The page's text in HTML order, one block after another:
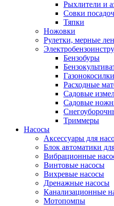
Рыхлители и
Совки
Тяпки
Ножовки
Рулетки, мерные
Бензобуры
Газонокосилки
Расходные
Садовые
Садовые
Триммеры
Насосы
Аксессуары для
Блок автоматики
Вибрационные
Винтовые насосы
Вихревые насосы
Дренажные насосы
Канализационные
Мотопомпы